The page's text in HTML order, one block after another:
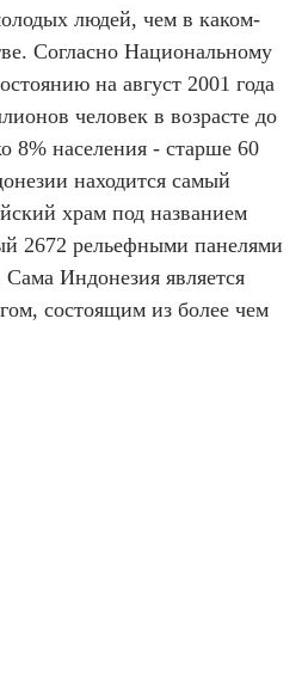
людей, чем в каком-
Согласно Национальному
на август 2001 года
человек в возрасте до
8% населения - старше 60
находится самый
храм под названием
2672 рельефными панелями
Индонезия является
состоящим из более чем